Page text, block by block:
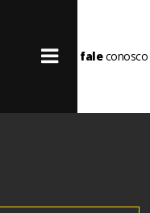
faleconosco